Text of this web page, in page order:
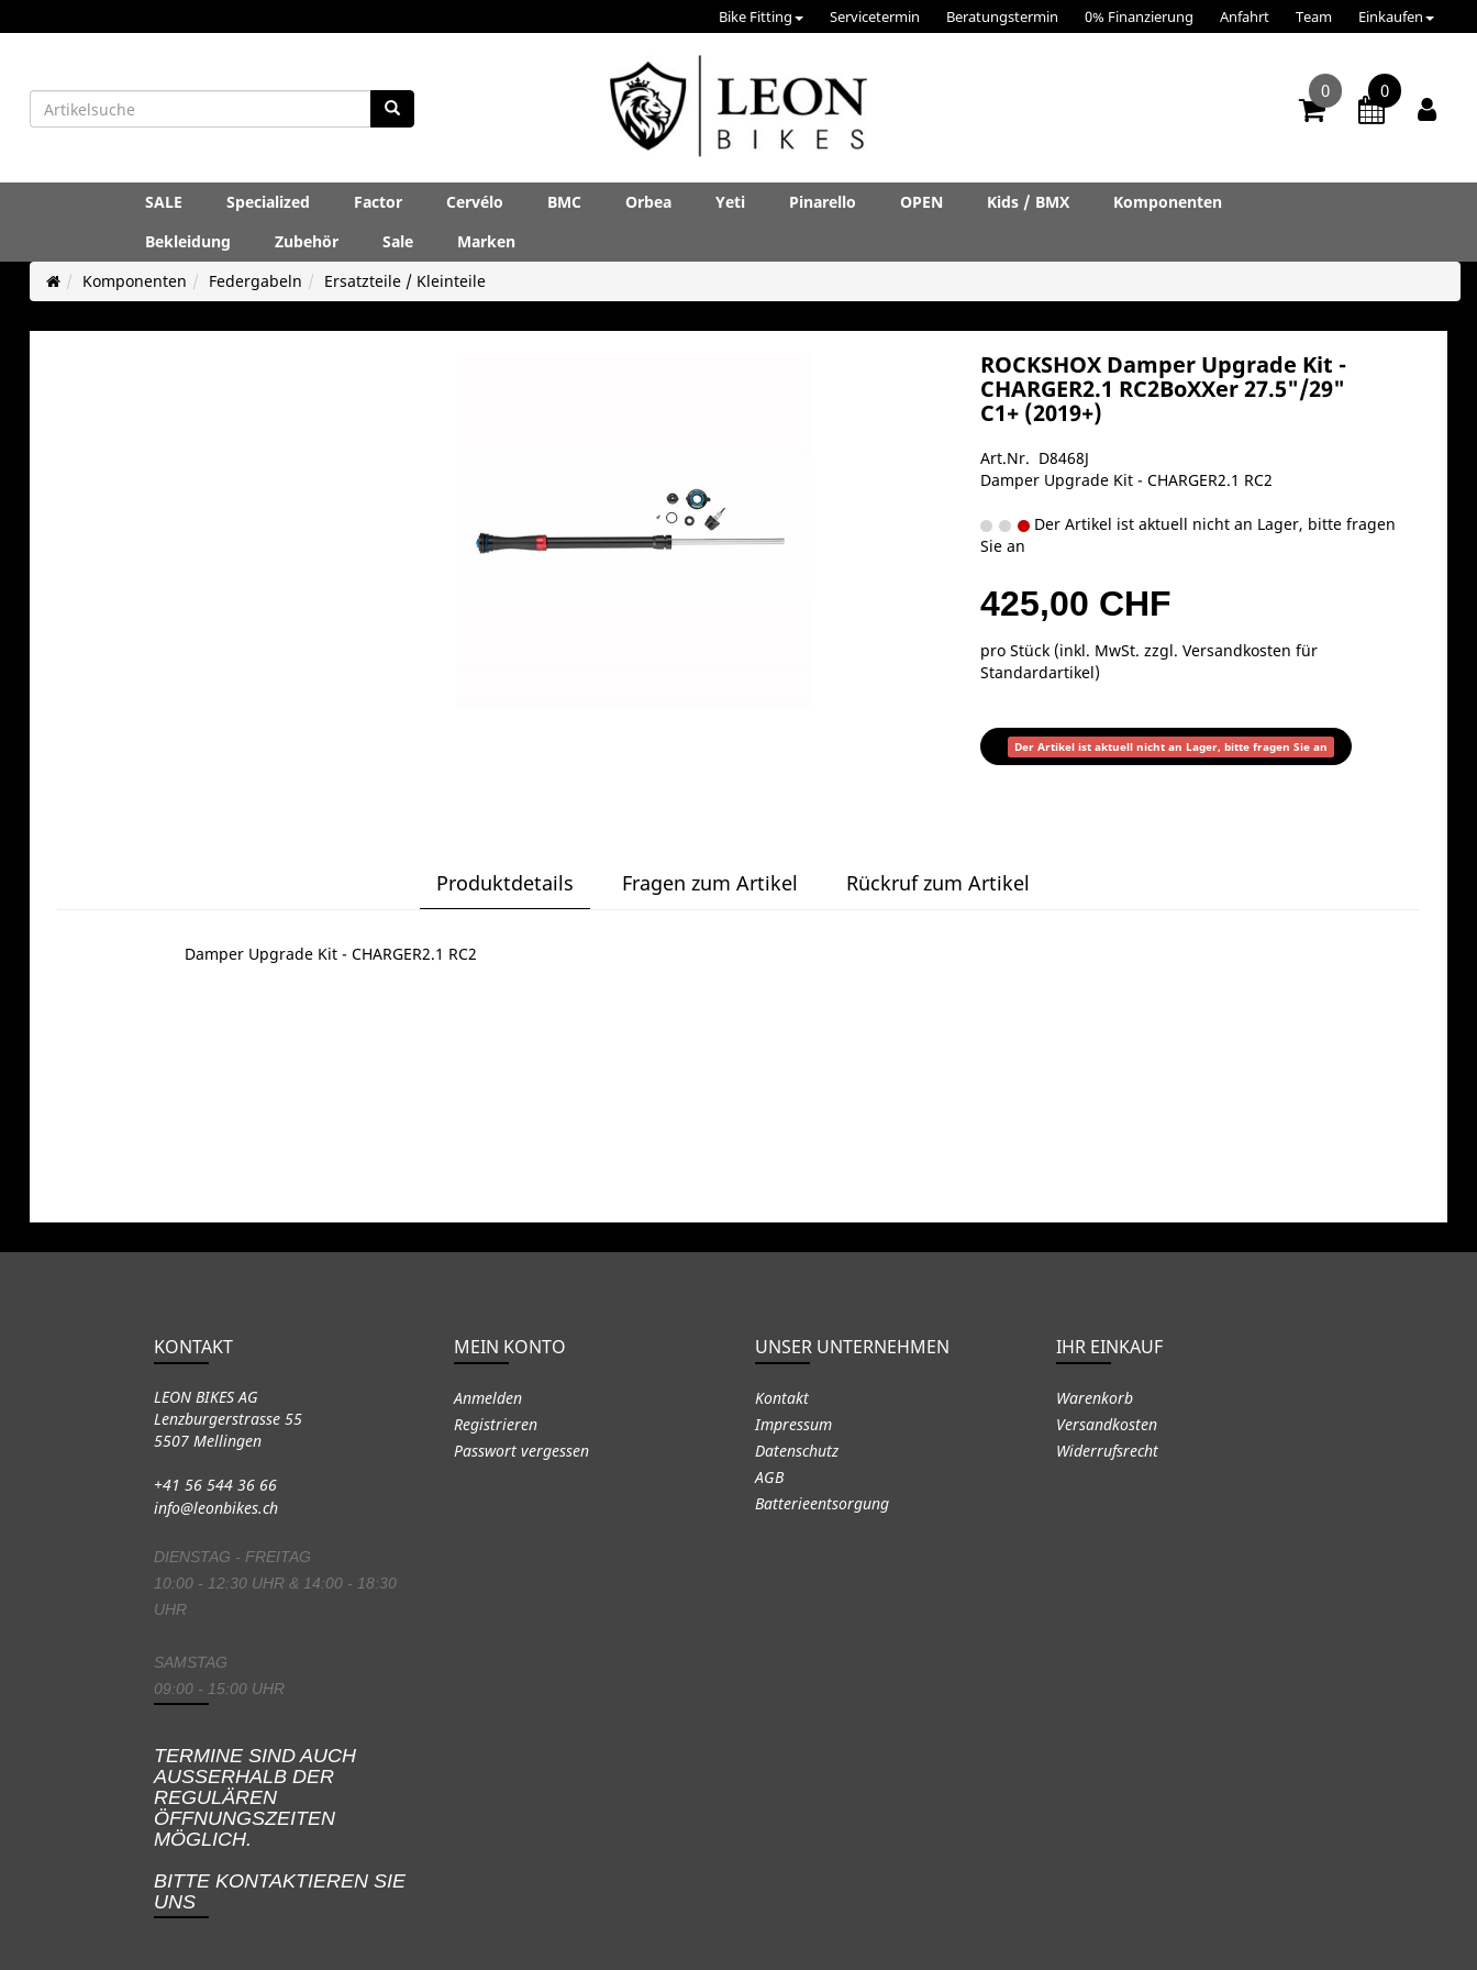
Bike Fitting Servicetermin Beratungstermin 0% Finanzierung Anfahrt Team Einkaufen
0 0
SALE Specialized Factor Cervélo BMC Orbea Yeti Pinarello OPEN Kids / BMX
Komponenten
Bekleidung
Zubehör Sale
Marken
Komponenten
Federgabeln Ersatzteile / Kleinteile
ROCKSHOX Damper Upgrade Kit -
CHARGER2.1 RC2BoXXer 27.5"/29"
C1+ (2019+)
Art.Nr. D8468J
Damper Upgrade Kit - CHARGER2.1 RC2
Der Artikel ist aktuell nicht an Lager, bitte fragen
Sie an
425,00 CHF
pro Stück (inkl. MwSt. zzgl.Versandkosten für
Standardartikel)
Der Artikel ist aktuell nicht an Lager, bitte fragen Sie an
Produktdetails Fragen zum Artikel Rückruf zum Artikel
Damper Upgrade Kit - CHARGER2.1 RC2
KONTAKT
LEON BIKES AG
Lenzburgerstrasse 55
5507 Mellingen
+41 56 544 36 66
info@leonbikes.ch
DIENSTAG - FREITAG
10:00 - 12:30 UHR & 14:00 - 18:30
UHR
SAMSTAG
09:00 - 15:00 UHR
TERMINE SIND AUCH
AUSSERHALB DER
REGULÄREN
ÖFFNUNGSZEITEN
MÖGLICH.
BITTE KONTAKTIEREN SIE
UNS
MEIN KONTO
Anmelden
Registrieren
Passwort vergessen
UNSER UNTERNEHMEN
Kontakt
Impressum
Datenschutz
AGB
Batterieentsorgung
IHR EINKAUF
Warenkorb
Versandkosten
Widerrufsrecht